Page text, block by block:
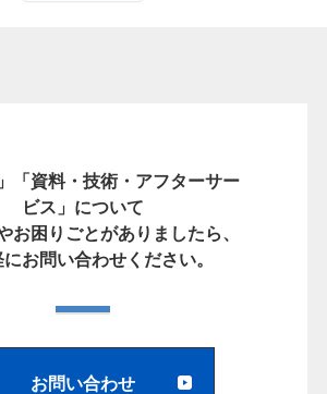
「資料・技術・アフターサー
ビス」について
お困りごとがありましたら、
お問い合わせください。
お問い合わせ